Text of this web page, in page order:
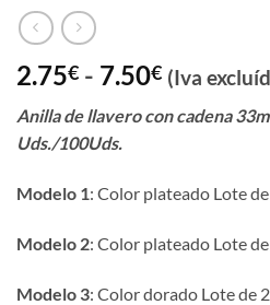
2.75€ - 7.50€Rango
precios:
hasta
7.50€
(Iva
Anilla de llavero con cadena
Uds./100Uds.
Modelo 1: Color plateado Lote
Modelo 2: Color plateado Lote
Modelo 3: Color dorado Lote de